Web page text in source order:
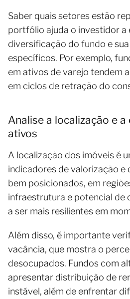
Saber quais setores estão
portfólio ajuda o investidor a
diversificação do fundo e
específicos. Por exemplo,
em ativos de varejo tendem
em ciclos de retração do
Analise a localização e
ativos
A localização dos imóveis é
indicadores de valorização e
bem posicionados, em
infraestrutura e potencial de
a ser mais resilientes em
Além disso, é importante
vacância, que mostra o
desocupados. Fundos com
apresentar distribuição de
instável, além de enfrentar